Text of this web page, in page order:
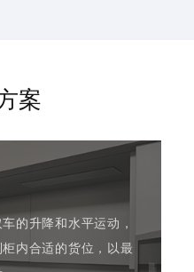
案
的升降和水平运动，
内合适的货位，以最